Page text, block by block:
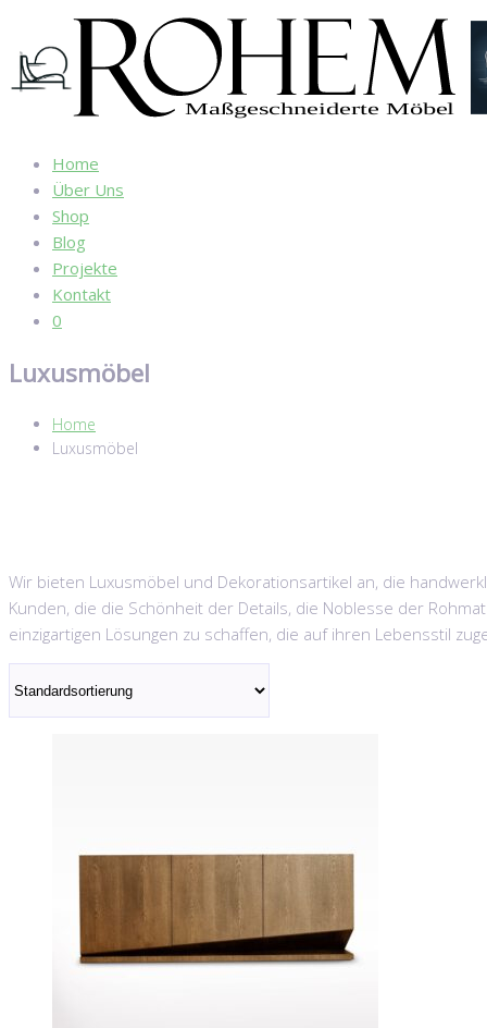
Home
Über Uns
Shop
Blog
Projekte
Kontakt
0
Luxusmöbel
Home
Luxusmöbel
Wir bieten Luxusmöbel und Dekorationsartikel an, die
Kunden, die die Schönheit der Details, die Noblesse der
einzigartigen Lösungen zu schaffen, die auf ihren Lebensstil